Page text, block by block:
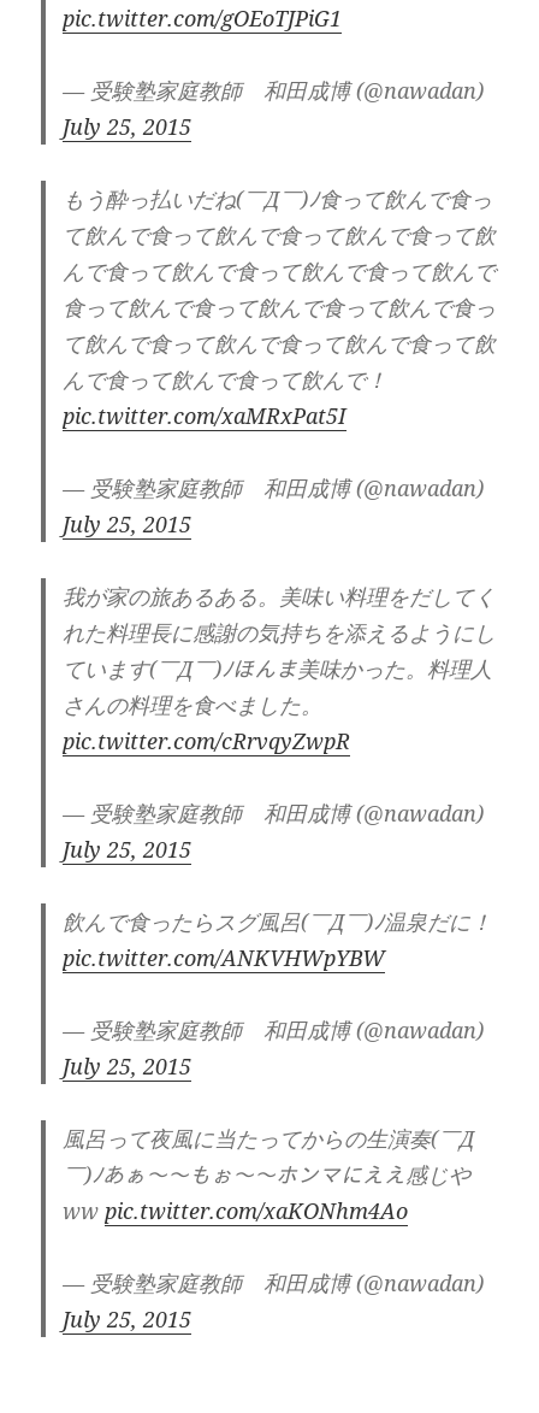
pic.twitter.com/gOEoTJPiG1
— 受験塾家庭教師 和田成博 (@nawadan)
July 25, 2015
もう酔っ払いだね(￣Д￣)ﾉ食って飲んで食っ
て飲んで食って飲んで食って飲んで食って飲
んで食って飲んで食って飲んで食って飲んで
食って飲んで食って飲んで食って飲んで食っ
て飲んで食って飲んで食って飲んで食って飲
んで食って飲んで食って飲んで！
pic.twitter.com/xaMRxPat5I
— 受験塾家庭教師 和田成博 (@nawadan)
July 25, 2015
我が家の旅あるある。美味い料理をだしてく
れた料理長に感謝の気持ちを添えるようにし
ています(￣Д￣)ﾉほんま美味かった。料理人
さんの料理を食べました。
pic.twitter.com/cRrvqyZwpR
— 受験塾家庭教師 和田成博 (@nawadan)
July 25, 2015
飲んで食ったらスグ風呂(￣Д￣)ﾉ温泉だに！
pic.twitter.com/ANKVHWpYBW
— 受験塾家庭教師 和田成博 (@nawadan)
July 25, 2015
風呂って夜風に当たってからの生演奏(￣Д
￣)ﾉあぁ〜〜もぉ〜〜ホンマにええ感じや
wwpic.twitter.com/xaKONhm4Ao
— 受験塾家庭教師 和田成博 (@nawadan)
July 25, 2015